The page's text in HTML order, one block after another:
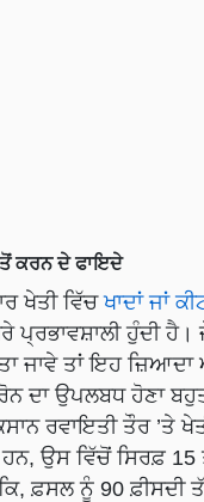
ਕਰਨ ਦੇ ਫਾਇਦੇ
ਖੇਤੀ ਵਿੱਚਖਾਦਾਂ ਜਾਂ
ਪ੍ਰਭਾਵਸ਼ਾਲੀ ਹੁੰਦੀ
ਜਾਵੇ ਤਾਂ ਇਹ ਜ਼ਿਆਦਾ
ਦਾ ਉਪਲਬਧ ਹੋਣਾ
ਰਵਾਇਤੀ ਤੌਰ ’ਤੇ
ਉਸ ਵਿੱਚੋਂ ਸਿਰਫ਼ 15
ਫ਼ਸਲ ਨੂੰ 90 ਫ਼ੀਸਦੀ